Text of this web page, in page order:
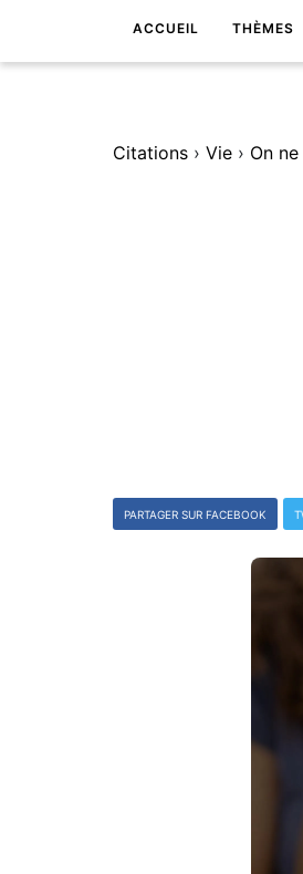
ACCUEIL THÈMES
Citations › Vie ›
PARTAGER SUR FACEBOOK